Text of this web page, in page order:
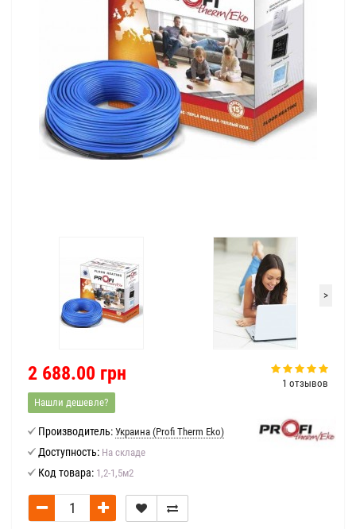
>
1 отзывов
2 688.00 грн
Нашли дешевле?
Производитель: Украина (Profi Therm Eko)
Доступность: На складе
Код товара: 1,2-1,5м2